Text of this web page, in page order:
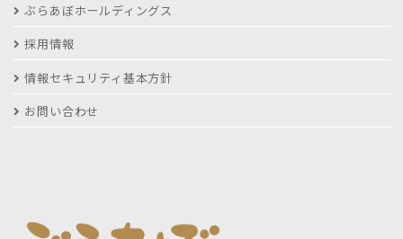
ぶらあぼホールディングス
採用情報
情報セキュリティ基本方針
お問い合わせ